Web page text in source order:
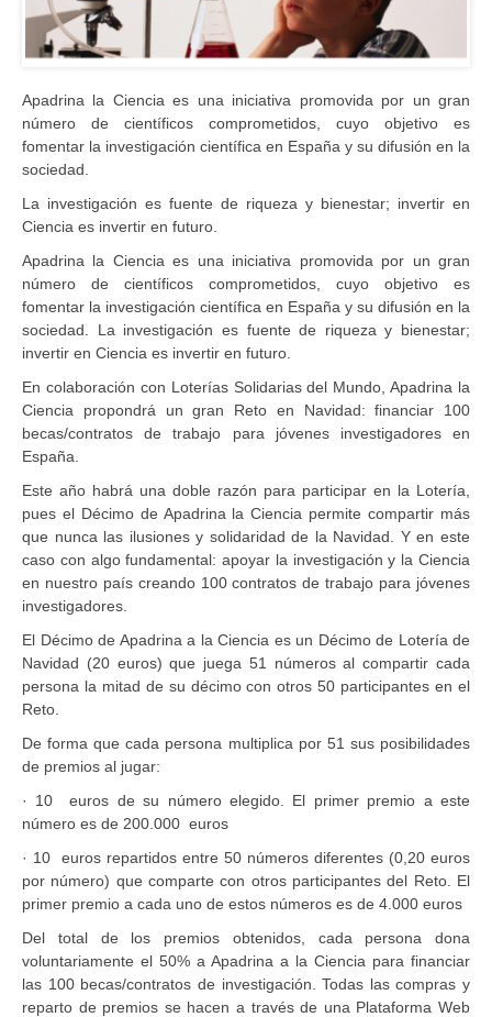
Apadrina la Ciencia es una iniciativa promovida por un gran
número de científicos comprometidos, cuyo objetivo es
fomentar la investigación científica en España y su difusión en la
sociedad.
La investigación es fuente de riqueza y bienestar; invertir en
Ciencia es invertir en futuro.
Apadrina la Ciencia es una iniciativa promovida por un gran
número de científicos comprometidos, cuyo objetivo es
fomentar la investigación científica en España y su difusión en la
sociedad. La investigación es fuente de riqueza y bienestar;
invertir en Ciencia es invertir en futuro.
En colaboración con Loterías Solidarias del Mundo, Apadrina la
Ciencia propondrá un gran Reto en Navidad: financiar 100
becas/contratos de trabajo para jóvenes investigadores en
España.
Este año habrá una doble razón para participar en la Lotería,
pues el Décimo de Apadrina la Ciencia permite compartir más
que nunca las ilusiones y solidaridad de la Navidad. Y en este
caso con algo fundamental: apoyar la investigación y la Ciencia
en nuestro país creando 100 contratos de trabajo para jóvenes
investigadores.
El Décimo de Apadrina a la Ciencia es un Décimo de Lotería de
Navidad (20 euros) que juega 51 números al compartir cada
persona la mitad de su décimo con otros 50 participantes en el
Reto.
De forma que cada persona multiplica por 51 sus posibilidades
de premios al jugar:
· 10 euros de su número elegido. El primer premio a este
número es de 200.000 euros
· 10 euros repartidos entre 50 números diferentes (0,20 euros
por número) que comparte con otros participantes del Reto. El
primer premio a cada uno de estos números es de 4.000 euros
Del total de los premios obtenidos, cada persona dona
voluntariamente el 50% a Apadrina a la Ciencia para financiar
las 100 becas/contratos de investigación. Todas las compras y
reparto de premios se hacen a través de una Plataforma Web